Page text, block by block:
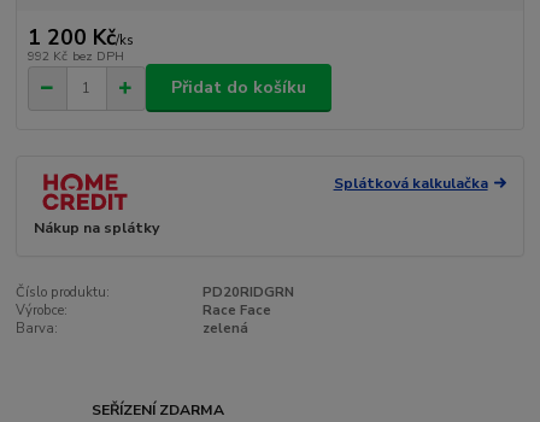
1 200 Kč/ks
992 Kč bez DPH
Přidat do košíku
Splátková kalkulačka
Nákup na splátky
Číslo produktu:
PD20RIDGRN
Výrobce:
Race Face
Barva:
zelená
SEŘÍZENÍ ZDARMA